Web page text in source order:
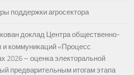
поддержки агросектора
доклад Центра общественно-
и коммуникаций «Процесс
2026 – оценка электоральной
предварительным итогам этапа